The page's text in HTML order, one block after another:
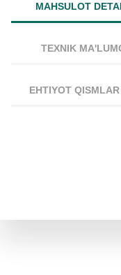
MAHSULOT
TEXNIK
EHTIYOT QISMLAR